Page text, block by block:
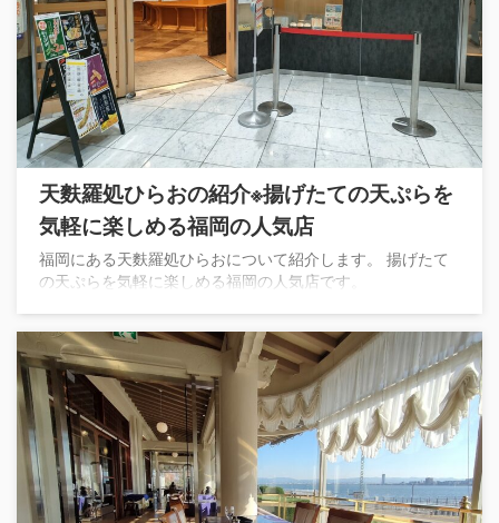
天麩羅処ひらおの紹介※揚げたての天ぷらを
気軽に楽しめる福岡の人気店
福岡にある天麩羅処ひらおについて紹介します。 揚げたて
の天ぷらを気軽に楽しめる福岡の人気店です。